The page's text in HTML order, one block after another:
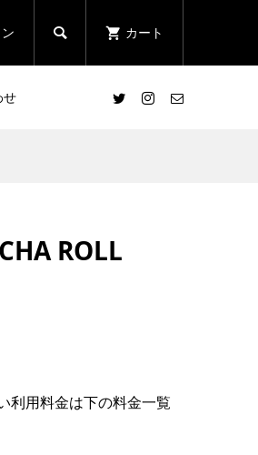
 カート
せ
ROLL
利用料金は下の料金一覧